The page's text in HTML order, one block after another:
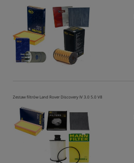
Zestaw filtrów Land Rover Discovery IV 3.0 5.0 V8